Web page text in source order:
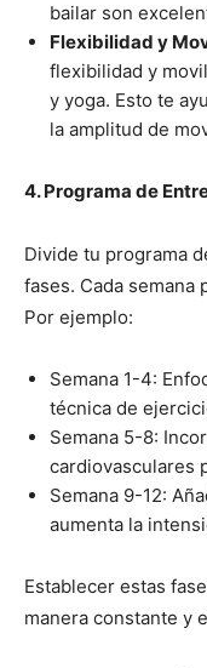
bailar son
Flexibilidad y
flexibilidad y
y yoga. Esto te
la amplitud de
4. Programa de
Divide tu programa
fases. Cada
Por ejemplo:
Semana 1-4:
técnica de
Semana 5-8:
cardiovasculares
Semana 9-12:
aumenta la
Establecer estas
manera constante y